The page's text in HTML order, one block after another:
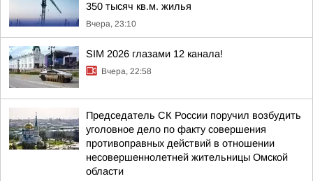
350 тысяч кв.м. жилья
Вчера, 23:10
SIM 2026 глазами 12 канала!
Вчера, 22:58
Председатель СК России поручил возбудить
уголовное дело по факту совершения
противоправных действий в отношении
несовершеннолетней жительницы Омской
области